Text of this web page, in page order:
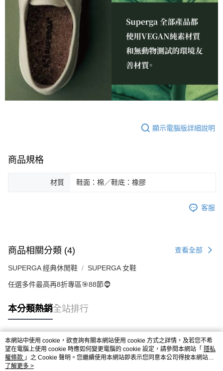
顯示電腦版詳細說明
商品規格
材質 鞋面：棉／鞋底：橡膠
客服
商品相關分類 (4) 查看全部
SUPERGA 經典休閒鞋 SUPERGA 女鞋
任選多件最高再8折專區🎯88節🧔
本分類熱銷全站排行
熱門標籤
本網站中使用 cookie，欲查詢有關本網站使用 cookie 方式之詳情，及若您不希
望在電腦上使用 cookie 時應如何變更電腦的 cookie 設定，請參閱本網站「 隱私
權條款 」之 Cookie 聲明。您繼續使用本網站即表示您同意本公司得按本網站使
用條款之 Cookie 聲明使用 cookie。
了解更多 >